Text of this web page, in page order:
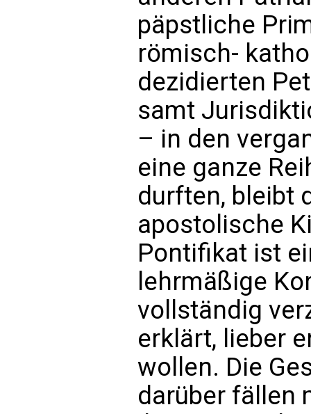
päpstliche
römisch-
dezidierten
samt
– in den
eine ganze
durften, bleibt
apostolische
Pontifikat ist
lehrmäßige
vollständig
erklärt, lieber
wollen. Die
darüber fällen